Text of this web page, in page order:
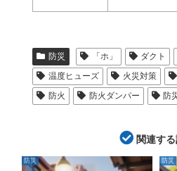
防災 「ホ」 ダクト
温度ヒューズ
火災対策
防火
防火ダンパー 防
関連す
防災 防災